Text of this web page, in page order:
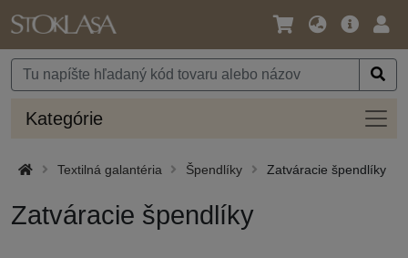
Jazyk
Mena
Hlavná
Kategórie
Textilná galantéria Špendlíky Zatváracie špendlíky
Zatváracie špendlíky